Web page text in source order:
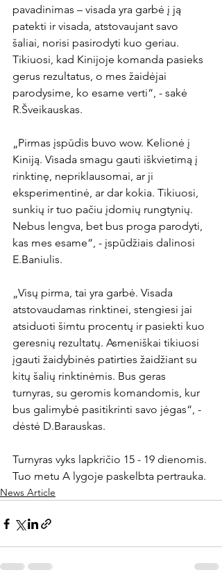
pavadinimas – visada yra garbė į ją
patekti ir visada, atstovaujant savo
šaliai, norisi pasirodyti kuo geriau.
Tikiuosi, kad Kinijoje komanda pasieks
gerus rezultatus, o mes žaidėjai
parodysime, ko esame verti“, - sakė
R.Šveikauskas.
„Pirmas įspūdis buvo wow. Kelionė į
Kiniją. Visada smagu gauti iškvietimą į
rinktinę, nepriklausomai, ar ji
eksperimentinė, ar dar kokia. Tikiuosi,
sunkių ir tuo pačiu įdomių rungtynių.
Nebus lengva, bet bus proga parodyti,
kas mes esame“, - įspūdžiais dalinosi
E.Baniulis.
„Visų pirma, tai yra garbė. Visada
atstovaudamas rinktinei, stengiesi jai
atsiduoti šimtu procentų ir pasiekti kuo
geresnių rezultatų. Asmeniškai tikiuosi
įgauti žaidybinės patirties žaidžiant su
kitų šalių rinktinėmis. Bus geras
turnyras, su geromis komandomis, kur
bus galimybė pasitikrinti savo jėgas“, -
dėstė D.Barauskas.
Turnyras vyks lapkričio 15 - 19 dienomis.
Tuo metu A lygoje paskelbta pertrauka.
News Article